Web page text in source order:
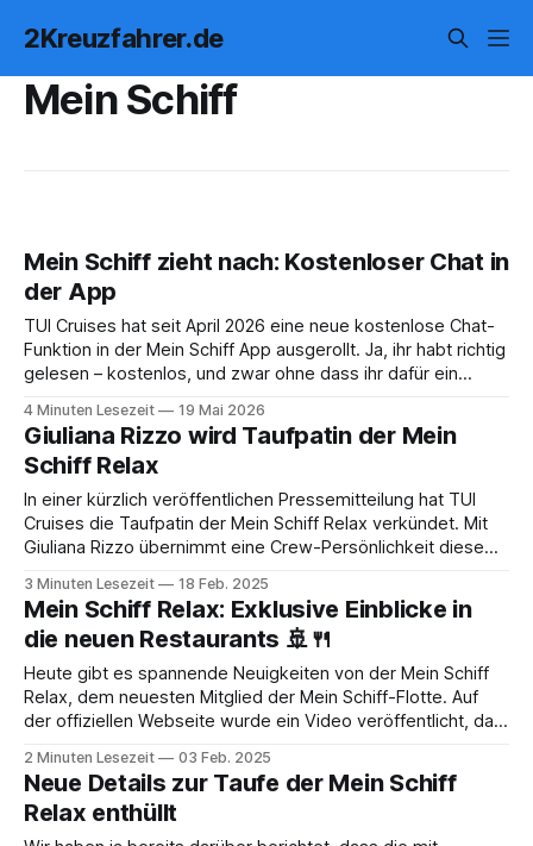
2Kreuzfahrer.de
Mein Schiff
Mein Schiff zieht nach: Kostenloser Chat in
der App
TUI Cruises hat seit April 2026 eine neue kostenlose Chat-
Funktion in der Mein Schiff App ausgerollt. Ja, ihr habt richtig
gelesen – kostenlos, und zwar ohne dass ihr dafür ein
bisschen kritisch, wenn neue App-Features angekündigt
werden. Gerade beim Thema
4 Minuten Lesezeit 19 Mai 2026
Giuliana Rizzo wird Taufpatin der Mein
Schiff Relax
In einer kürzlich veröffentlichen Pressemitteilung hat TUI
Cruises die Taufpatin der Mein Schiff Relax verkündet. Mit
Giuliana Rizzo übernimmt eine Crew-Persönlichkeit diese
Wellness-Bereich der Mein Schiff-Flotte prägt. Giuliana
Rizzo, Deutsch-Italienerin aus der Region Hannover, begann
2015 als Kosmetikerin auf
3 Minuten Lesezeit 18 Feb. 2025
Mein Schiff Relax: Exklusive Einblicke in
die neuen Restaurants 🚢🍴
Heute gibt es spannende Neuigkeiten von der Mein Schiff
Relax, dem neuesten Mitglied der Mein Schiff-Flotte. Auf
der offiziellen Webseite wurde ein Video veröffentlicht, das
gibt. Webseite öffnen* Hotel Managerin Christina Neuhaus
führt uns in einem Rundgang über die „Baustelle“ an
2 Minuten Lesezeit 03 Feb. 2025
Neue Details zur Taufe der Mein Schiff
Relax enthüllt